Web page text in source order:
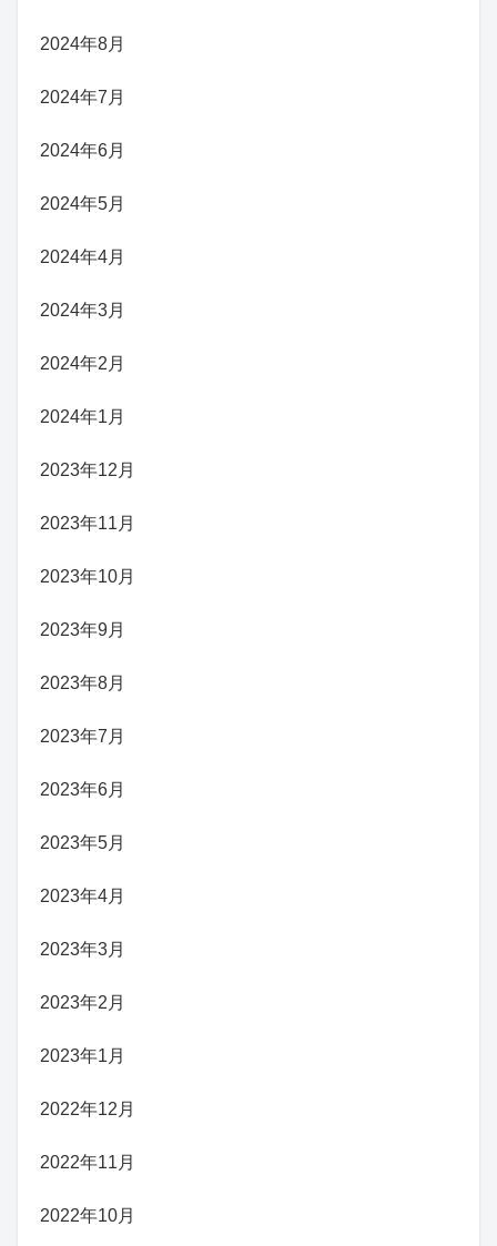
2024年8月
2024年7月
2024年6月
2024年5月
2024年4月
2024年3月
2024年2月
2024年1月
2023年12月
2023年11月
2023年10月
2023年9月
2023年8月
2023年7月
2023年6月
2023年5月
2023年4月
2023年3月
2023年2月
2023年1月
2022年12月
2022年11月
2022年10月